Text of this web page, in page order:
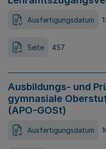
Ausfertigungsdatum
Seite 457
Ausbildungs- und
gymnasiale
(APO-GOSt)
Ausfertigungsdatum